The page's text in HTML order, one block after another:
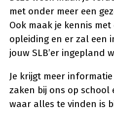
met onder meer een
Ook maak je kennis
opleiding en er zal een
jouw SLB’er ingepland
Je krijgt meer
zaken bij ons op school
waar alles te vinden is